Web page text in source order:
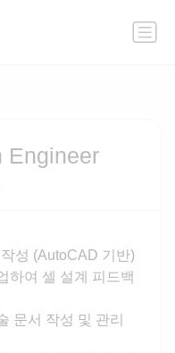
Engineer
성 (AutoCAD 기반)
하여 셀 설계 피드백
문서 작성 및 관리